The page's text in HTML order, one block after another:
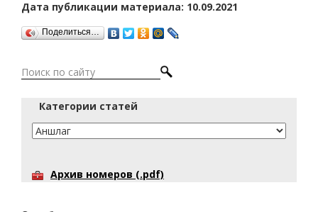
Дата публикации материала: 10.09.2021
Поделиться…
Категории статей
Архив номеров (.pdf)